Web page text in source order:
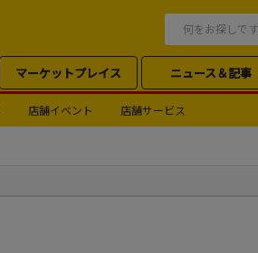
マーケットプレイス ニュース＆記事
店舗イベント 店舗サービス